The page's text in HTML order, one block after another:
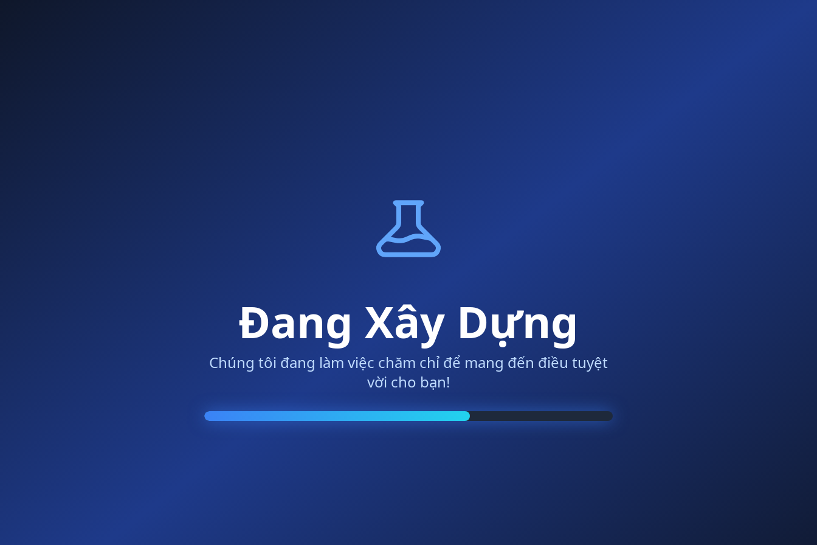
Đang Xây Dựng
Chúng tôi đang làm việc chăm chỉ để mang đến điều tuyệt
vời cho bạn!